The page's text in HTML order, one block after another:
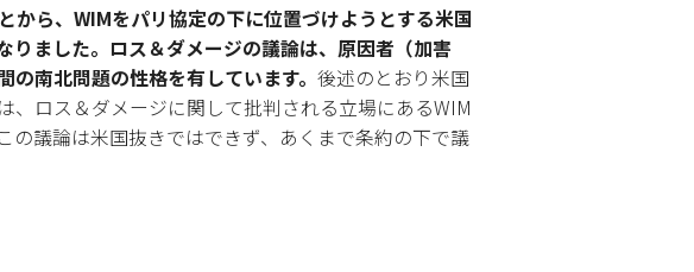
から、WIMをパリ協定の下に位置づけようとする米国
りました。ロス＆ダメージの議論は、原因者（加害
南北問題の性格を有しています。 後述のとおり米国
ロス＆ダメージに関して批判される立場にあるWIM
議論は米国抜きではできず、あくまで条約の下で議